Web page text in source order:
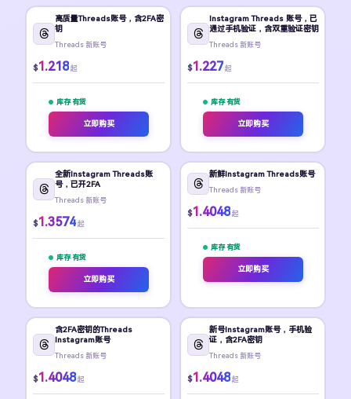
高质量Threads账号，含2FA密
钥
Threads 新账号
$1.218 起
库存 有货
立即购买
Instagram Threads 账号，已
通过手机验证，含双重验证密钥
Threads 新账号
$1.227 起
库存 有货
立即购买
全新Instagram Threads账
号，已开2FA
Threads 新账号
$1.3574 起
库存 有货
立即购买
新鲜Instagram Threads账号
Threads 新账号
$1.4048 起
库存 有货
立即购买
含2FA密钥的Threads
Instagram账号
Threads 新账号
$1.4048 起
新号Instagram账号，手机验
证，含2FA密钥
Threads 新账号
$1.4048 起